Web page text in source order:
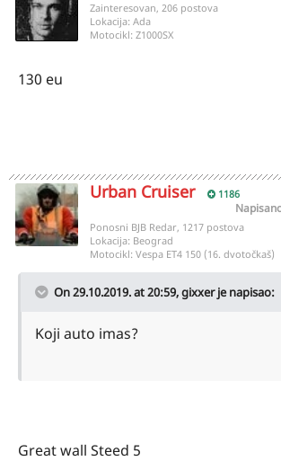
Zainteresovan, 206 postova
Lokacija: Ada
Motocikl: Z1000SX
130 eu
Urban Cruiser 1186
Ponosni BJB Redar, 1217 postova
Lokacija: Beograd
Motocikl: Vespa ET4 150 (16. dvotočkaš)
On 29.10.2019. at 20:59,gixxerje napisao:
Koji auto imas?
Great wall Steed 5